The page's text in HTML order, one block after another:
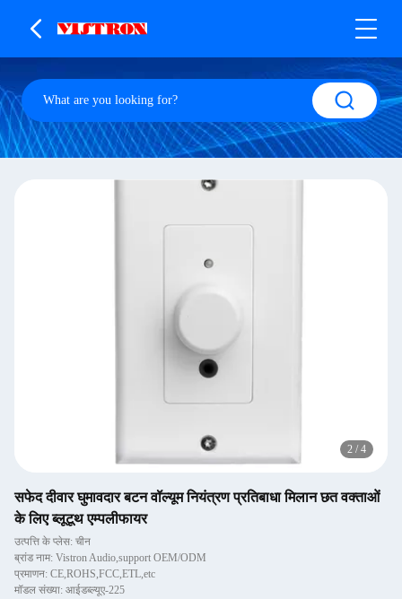
2 / 4
सफेद दीवार घुमावदार बटन वॉल्यूम नियंत्रण प्रतिबाधा मिलान छत वक्ताओं
के लिए ब्लूटूथ एम्पलीफायर
उत्पत्ति के प्लेस: चीन
ब्रांड नाम: Vistron Audio,support OEM/ODM
प्रमाणन: CE,ROHS,FCC,ETL,etc
मॉडल संख्या: आईडब्ल्यूए-225